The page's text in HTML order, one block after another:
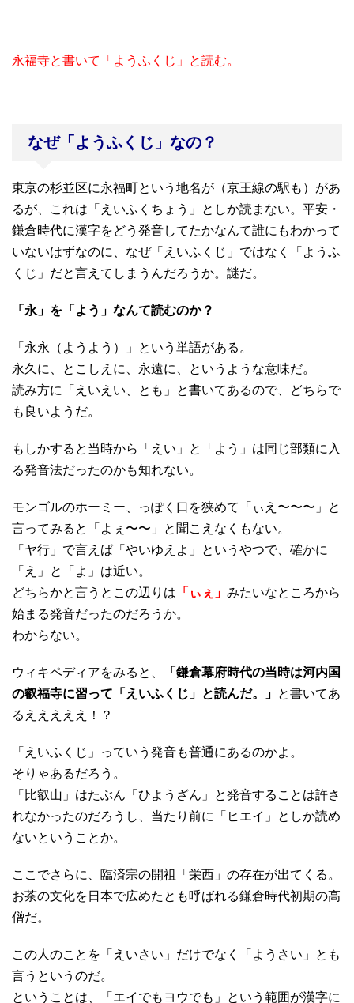
永福寺と書いて「ようふくじ」と読む。
なぜ「ようふくじ」なの？
東京の杉並区に永福町という地名が（京王線の駅も）があ
るが、これは「えいふくちょう」としか読まない。平安・
鎌倉時代に漢字をどう発音してたかなんて誰にもわかって
いないはずなのに、なぜ「えいふくじ」ではなく「ようふ
くじ」だと言えてしまうんだろうか。謎だ。
「永」を「よう」なんて読むのか？
「永永（ようよう）」という単語がある。
永久に、とこしえに、永遠に、というような意味だ。
読み方に「えいえい、とも」と書いてあるので、どちらで
も良いようだ。
もしかすると当時から「えい」と「よう」は同じ部類に入
る発音法だったのかも知れない。
モンゴルのホーミー、っぽく口を狭めて「ぃえ〜〜〜」と
言ってみると「よぇ〜〜」と聞こえなくもない。
「ヤ行」で言えば「やいゆえよ」というやつで、確かに
「え」と「よ」は近い。
どちらかと言うとこの辺りは 「ぃぇ」 みたいなところから
始まる発音だったのだろうか。
わからない。
ウィキペディアをみると、
「鎌倉幕府時代の当時は河内国
の叡福寺に習って「えいふくじ」と読んだ。」 と書いてあ
るえええええ！？
「えいふくじ」っていう発音も普通にあるのかよ。
そりゃあるだろう。
「比叡山」はたぶん「ひようざん」と発音することは許さ
れなかったのだろうし、当たり前に「ヒエイ」としか読め
ないということか。
ここでさらに、臨済宗の開祖「栄西」の存在が出てくる。
お茶の文化を日本で広めたとも呼ばれる鎌倉時代初期の高
僧だ。
この人のことを「えいさい」だけでなく「ようさい」とも
言うというのだ。
ということは、「エイでもヨウでも」という範囲が漢字に